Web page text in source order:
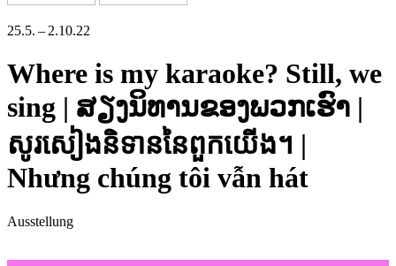
25.5. – 2.10.22
Where is my karaoke? Still, we
sing | ສຽງນິທານຂອງພວກເຮົາ |
សូរសៀងនិទាននៃពួកយើង។ |
Nhưng chúng tôi vẫn hát
Ausstellung